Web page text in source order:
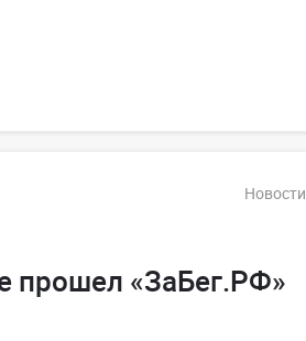
Новости
прошел «ЗаБег.РФ»